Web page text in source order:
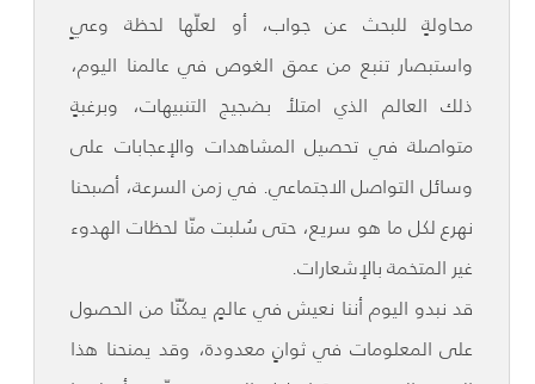
محاولةٍ للبحث عن جواب، أو لعلّها لحظة وعيٍ
واستبصار تنبع من عمق الغوص في عالمنا اليوم،
ذلك العالم الذي امتلأ بضجيج التنبيهات، وبرغبةٍ
متواصلة في تحصيل المشاهدات والإعجابات على
وسائل التواصل الاجتماعي. في زمن السرعة، أصبحنا
نهرع لكل ما هو سريع، حتى سُلبت منّا لحظات الهدوء
غير المتخمة بالإشعارات.
قد نبدو اليوم أننا نعيش في عالمٍ يمكّنّا من الحصول
على المعلومات في ثوانٍ معدودة، وقد يمنحنا هذا